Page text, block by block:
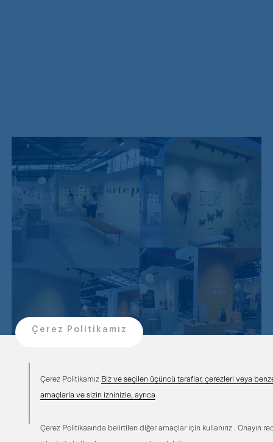
Çerez Politikamız
Çerez Politikamız Biz ve seçilen üçüncü taraflar, çerezleri veya
amaçlarla ve sizin izninizle, ayrıca
Çerez Politikasında belirtilen diğer amaçlar için kullanırız . Onayın